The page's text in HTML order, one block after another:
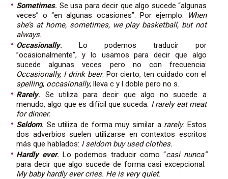
Sometimes. Se usa para decir que algo sucede “algunas
veces” o “en algunas ocasiones”. Por ejemplo:
When
she’s at home, sometimes, we play basketball, but not
always.
Occasionally. Lo podemos traducir por
”ocasionalmente”, y lo usamos para decir que algo
sucede algunas veces pero no con frecuencia:
Occasionally, I drink beer. Por cierto, ten cuidado con el
spelling, occasionally, lleva c y l doble pero no s.
Rarely. Se utiliza para decir que algo no sucede a
menudo, algo que es difícil que suceda: I rarely eat meat
for dinner.
Seldom. Se utiliza de forma muy similar a rarely. Estos
dos adverbios suelen utilizarse en contextos escritos
más que hablados: I seldom buy used clothes.
Hardly ever.Lo podemos traducir como “casi nunca”
para decir que algo sucede de forma casi excepcional:
My baby hardly ever cries. He is very quiet.